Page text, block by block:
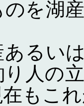
のを湖
るい
人の
もこ